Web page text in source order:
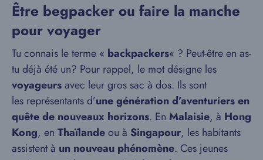
Être begpacker ou faire la manche
pour voyager
Tu connais le terme « backpackers« ? Peut-être en as-
tu déjà été un? Pour rappel, le mot désigne les
voyageursavec leur gros sac à dos. Ils sont
les représentants d’une génération d’aventuriers en
quête de nouveaux horizons. En Malaisie, à Hong
Kong, en Thaïlandeou à Singapour, les habitants
assistent à un nouveau phénomène. Ces jeunes